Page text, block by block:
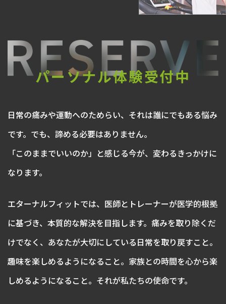
パーソナル体験受付中
日常の痛みや運動へのためらい、それは誰にでもある悩み
です。でも、諦める必要はありません。
「このままでいいのか」と感じる今が、変わるきっかけに
なります。
エターナルフィットでは、医師とトレーナーが医学的根拠
に基づき、本質的な解決を目指します。痛みを取り除くだ
けでなく、あなたが大切にしている日常を取り戻すこと。
趣味を楽しめるようになること。家族との時間を心から楽
しめるようになること。それが私たちの使命です。